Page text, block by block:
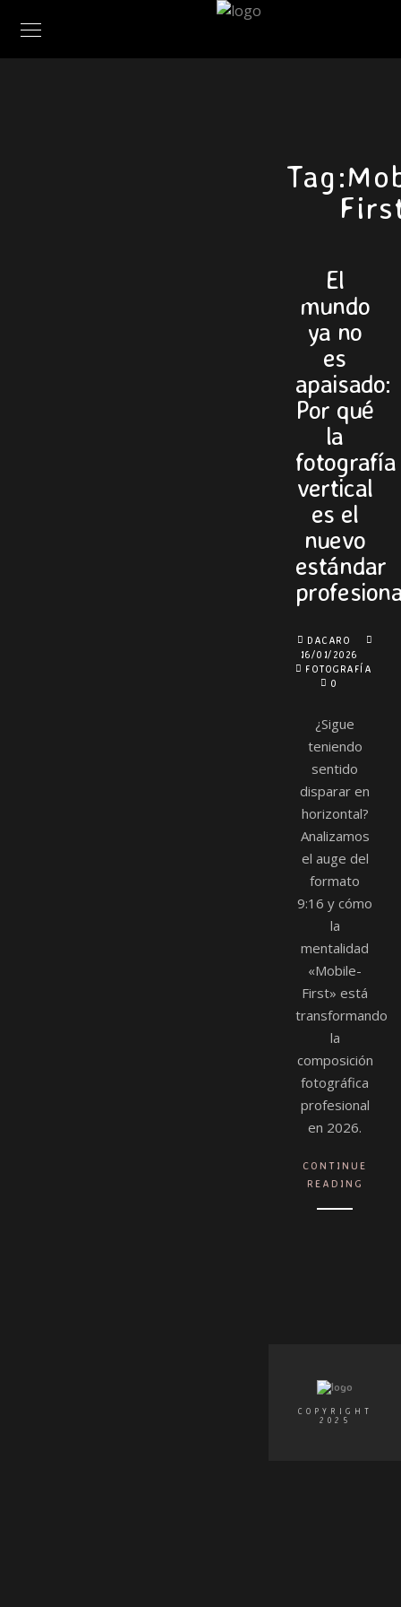
Tag:
El
mundo
ya no
es
apaisado:
Por qué
la
fotografía
vertical
es el
nuevo
estándar
DACARO
16/01/2026
FOTOGRAFÍA
0
¿Sigue
teniendo
sentido
disparar en
horizontal?
Analizamos
el auge del
formato
9:16 y cómo
la
mentalidad
«Mobile-
First» está
transformando
la
composición
fotográfica
profesional
en 2026.
CONTINUE
READING
COPYRIGHT
2025